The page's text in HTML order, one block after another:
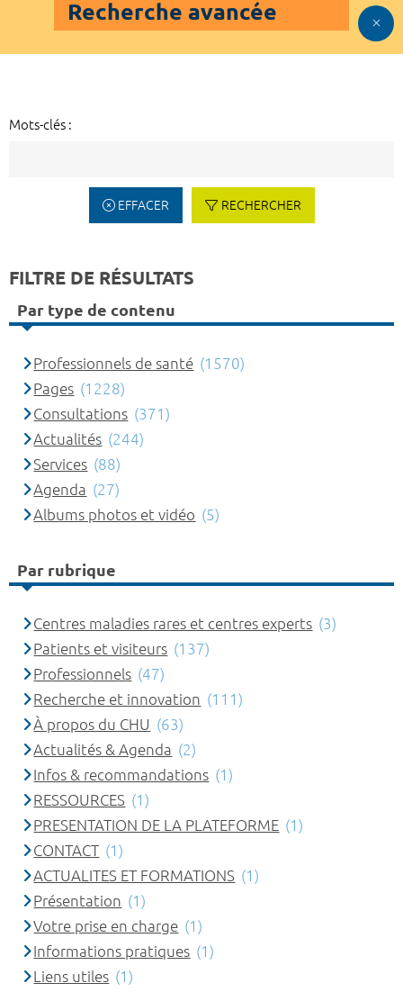
Recherche avancée
Mots-clés :
EFFACER RECHERCHER
FILTRE DE RÉSULTATS
Par type de contenu
Professionnels de santé (1570)
Pages (1228)
Consultations (371)
Actualités (244)
Services (88)
Agenda (27)
Albums photos et vidéo (5)
Par rubrique
Centres maladies rares et centres experts (3)
Patients et visiteurs (137)
Professionnels (47)
Recherche et innovation (111)
À propos du CHU (63)
Actualités & Agenda (2)
Infos & recommandations (1)
RESSOURCES (1)
PRESENTATION DE LA PLATEFORME (1)
CONTACT (1)
ACTUALITES ET FORMATIONS (1)
Présentation (1)
Votre prise en charge (1)
Informations pratiques (1)
Liens utiles (1)